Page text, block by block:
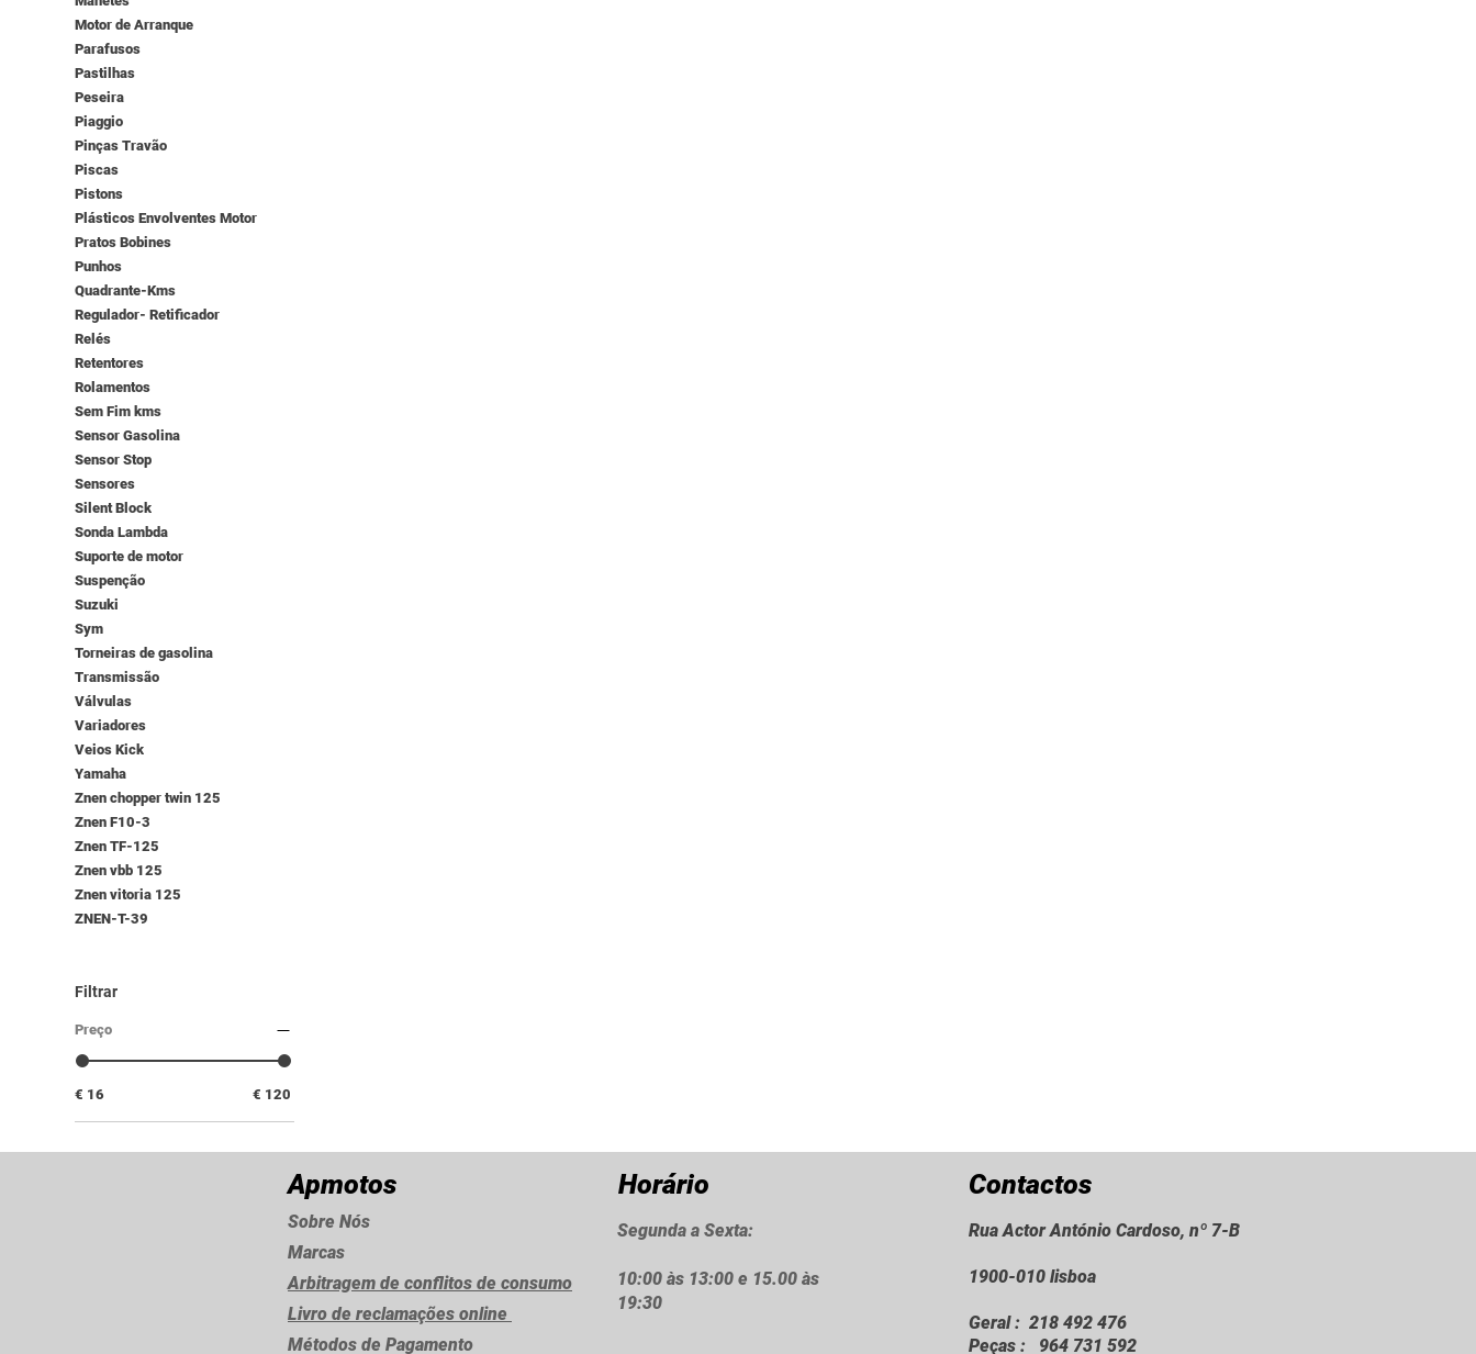
Motor de Arranque
Parafusos
Pastilhas
Peseira
Piaggio
Pinças Travão
Piscas
Pistons
Plásticos Envolventes Motor
Pratos Bobines
Punhos
Quadrante-Kms
Regulador- Retificador
Relés
Retentores
Rolamentos
Sem Fim kms
Sensor Gasolina
Sensor Stop
Sensores
Silent Block
Sonda Lambda
Suporte de motor
Suspenção
Suzuki
Sym
Torneiras de gasolina
Transmissão
Válvulas
Variadores
Veios Kick
Yamaha
Znen chopper twin 125
Znen F10-3
Znen TF-125
Znen vbb 125
Znen vitoria 125
ZNEN-T-39
Filtrar
Preço
€ 16 € 120
Apmotos
Sobre Nós
Marcas
Arbitragem de conflitos de consumo
Livro de reclamações online
Métodos de Pagamento
Horário
Segunda a Sexta:
10:00 às 13:00 e 15.00 às
19:30
Contactos
Rua Actor António Cardoso, nº 7-B
1900-010 lisboa
Geral : 218 492 476
Peças : 964 731 592